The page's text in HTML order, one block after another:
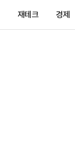
재테크 경제